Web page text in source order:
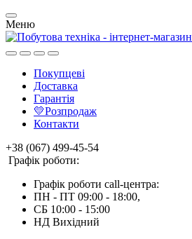
Меню
Покупцеві
Доставка
Гарантія
💛Розпродаж
Контакти
+38 (067) 499-45-54
Графік роботи:
Графік роботи call-центра:
ПН - ПТ 09:00 - 18:00,
СБ 10:00 - 15:00
НД Вихідний